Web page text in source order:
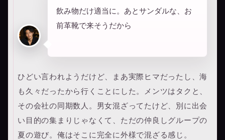
飲み物だけ適当に。あとサンダルな、お
前革靴で来そうだから
ひどい言われようだけど、まあ実際ヒマだったし、海
も久々だったから行くことにした。メンツはタクと、
その会社の同期数人。男女混ざってたけど、別に出会
い目的の集まりじゃなくて、ただの仲良しグループの
夏の遊び。俺はそこに完全に外様で混ざる感じ。